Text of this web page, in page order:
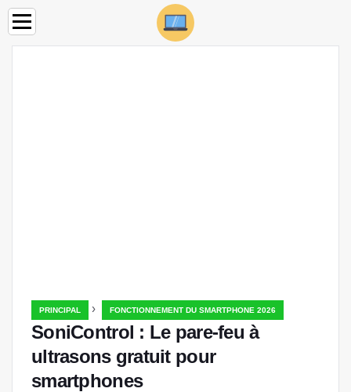
PRINCIPAL › FONCTIONNEMENT DU SMARTPHONE 2026
SoniControl : Le pare-feu à
ultrasons gratuit pour
smartphones